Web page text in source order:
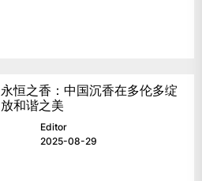
永恒之香：中国沉香在多伦多绽
放和谐之美
Editor
2025-08-29